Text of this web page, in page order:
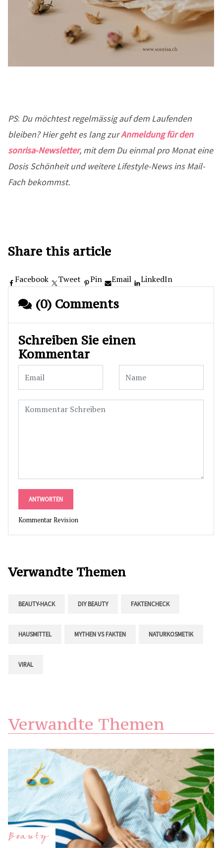
PS: Du möchtest regelmässig auf dem Laufenden
bleiben? Hier geht es lang zurAnmeldung für den
sonrisa-Newsletter, mit dem Du einmal pro Monat eine
Dosis Schönheit und weitere Lifestyle-News ins Mail-
Fach bekommst.
Share this article
Facebook Tweet Pin Email LinkedIn
(0) Comments
Schreiben Sie einen
Kommentar
ANTWORTEN
Kommentar Revision
Verwandte Themen
BEAUTY-HACK DIY BEAUTY FAKTENCHECK
HAUSMITTEL MYTHEN VS FAKTEN NATURKOSMETIK
VIRAL
Verwandte Themen
Beauty